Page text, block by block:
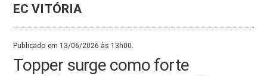
EC VITÓRIA
Publicado em 13/06/2026 às 13h00.
Topper surge como forte